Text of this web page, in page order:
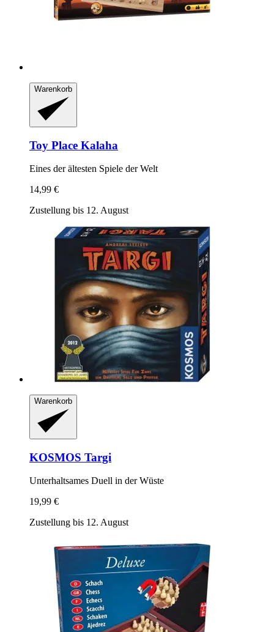
Warenkorb
Toy Place Kalaha
Eines der ältesten Spiele der Welt
14,99 €
Zustellung bis 12. August
Warenkorb
KOSMOS Targi
Unterhaltsames Duell in der Wüste
19,99 €
Zustellung bis 12. August